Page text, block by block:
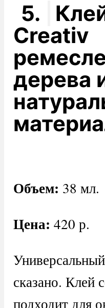
5.
Creativ
дерева
Объем: 38 мл.
Цена: 420 р.
сказано. Клей
подходит для